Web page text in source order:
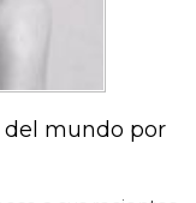
del mundo por